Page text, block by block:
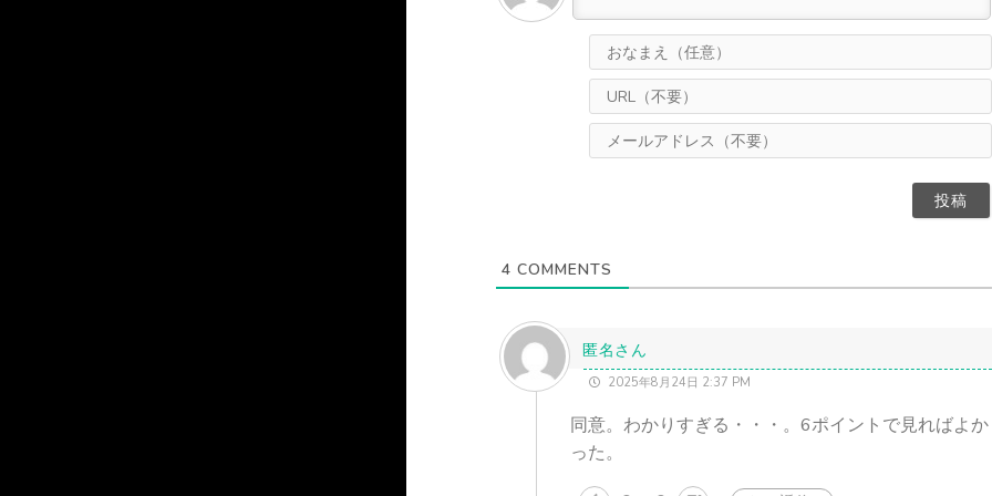
R
4 COMMENTS
匿名さん
2025年8月24日 2:37 PM
同意。わかりすぎる・・・。6ポイントで見ればよか
った。